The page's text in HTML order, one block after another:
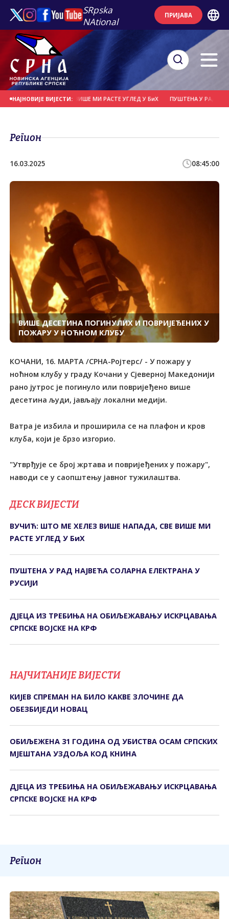
SRpska
NAtional
ПРИЈАВА
НАЈНОВИЈЕ ВИЈЕСТИ:
НАПАДА, СВЕ ВИШЕ МИ РАСТЕ УГЛЕД У БиХ ПУШТЕНА У РАД НАЈВЕЋА
Регион
16.03.2025 08:45:00
ВИШЕ ДЕСЕТИНА ПОГИНУЛИХ И ПОВРИЈЕЂЕНИХ У
ПОЖАРУ У НОЋНОМ КЛУБУ
КОЧАНИ, 16. МАРТА /СРНА-Ројтерс/ - У пожару у
ноћном клубу у граду Кочани у Сјеверној Македонији
рано јутрос је погинуло или повријеђено више
десетина људи, јављају локални медији.
Ватра је избила и проширила се на плафон и кров
клуба, који је брзо изгорио.
"Утврђује се број жртава и повријеђених у пожару",
наводи се у саопштењу јавног тужилаштва.
ДЕСК ВИЈЕСТИ
ВУЧИЋ: ШТО МЕ ХЕЛЕЗ ВИШЕ НАПАДА, СВЕ ВИШЕ МИ
РАСТЕ УГЛЕД У БиХ
ПУШТЕНА У РАД НАЈВЕЋА СОЛАРНА ЕЛЕКТРАНА У
РУСИЈИ
ДЈЕЦА ИЗ ТРЕБИЊА НА ОБИЉЕЖАВАЊУ ИСКРЦАВАЊА
СРПСКЕ ВОЈСКЕ НА КРФ
НАЈЧИТАНИЈЕ ВИЈЕСТИ
КИЈЕВ СПРЕМАН НА БИЛО КАКВЕ ЗЛОЧИНЕ ДА
ОБЕЗБИЈЕДИ НОВАЦ
ОБИЉЕЖЕНА 31 ГОДИНА ОД УБИСТВА ОСАМ СРПСКИХ
МЈЕШТАНА УЗДОЉА КОД КНИНА
ДЈЕЦА ИЗ ТРЕБИЊА НА ОБИЉЕЖАВАЊУ ИСКРЦАВАЊА
СРПСКЕ ВОЈСКЕ НА КРФ
Регион